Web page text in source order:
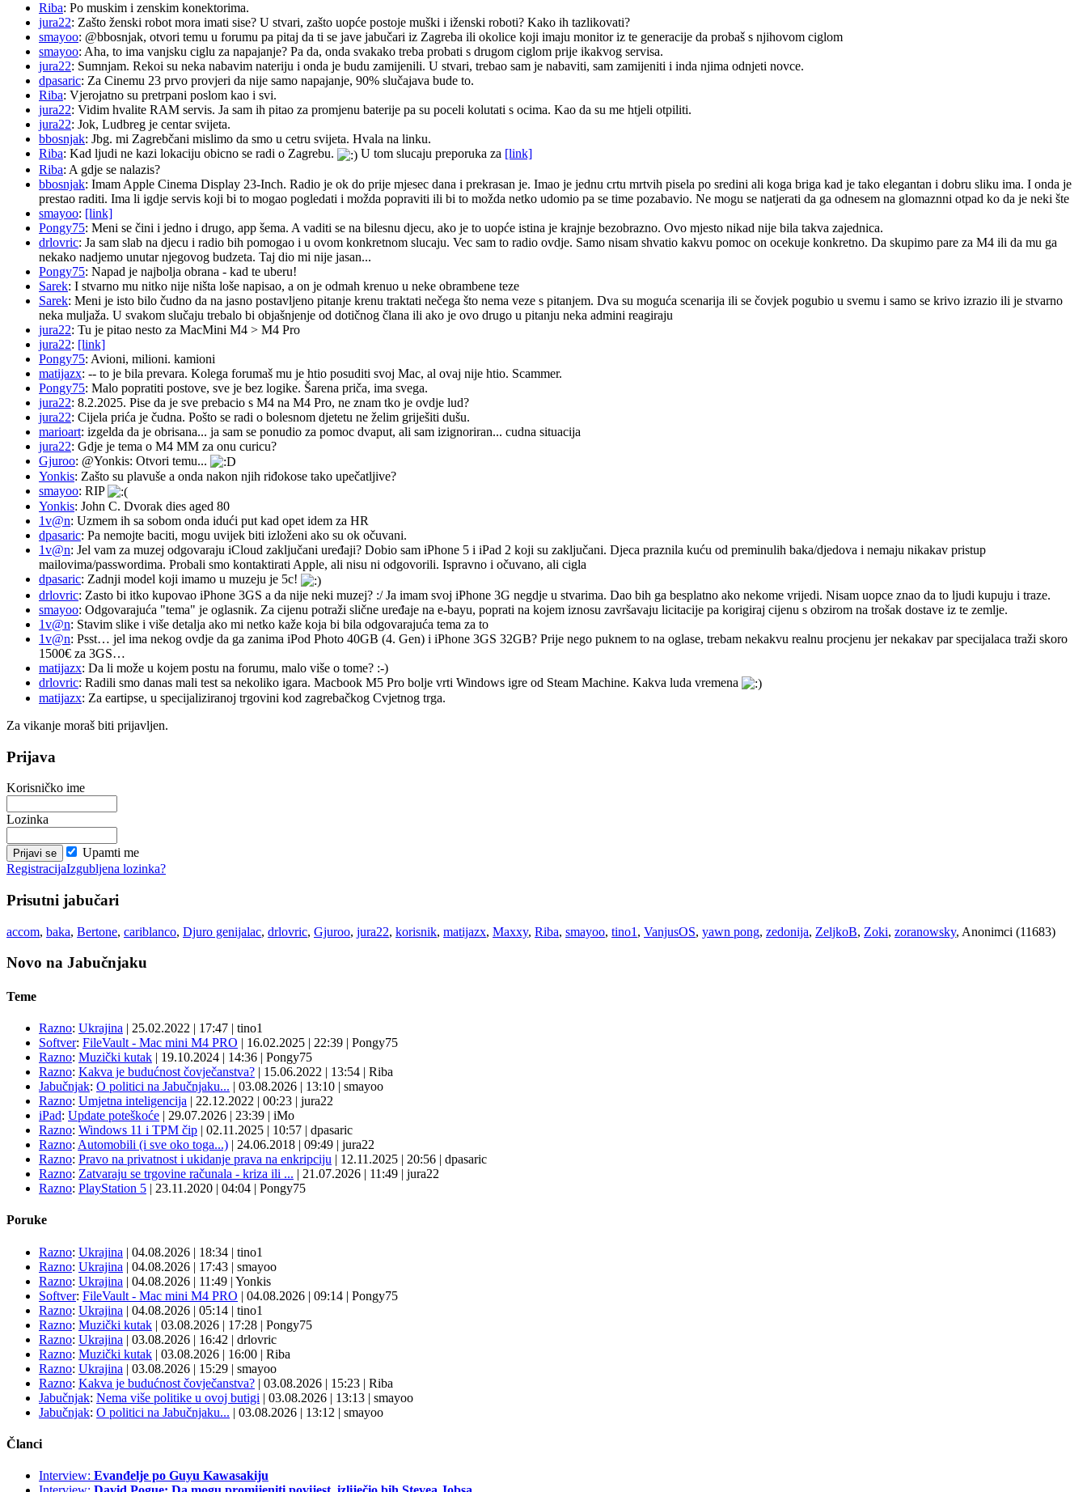
Riba: Po muskim i zenskim konektorima.
jura22: Zašto ženski robot mora imati sise? U stvari, zašto uopće postoje muški i iženski roboti? Kako ih tazlikovati?
smayoo: @bbosnjak, otvori temu u forumu pa pitaj da ti se jave jabučari iz Zagreba ili okolice koji imaju monitor iz te generacije da probaš s njihovom ciglom
smayoo: Aha, to ima vanjsku ciglu za napajanje? Pa da, onda svakako treba probati s drugom ciglom prije ikakvog servisa.
jura22: Sumnjam. Rekoi su neka nabavim nateriju i onda je budu zamijenili. U stvari, trebao sam je nabaviti, sam zamijeniti i inda njima odnjeti novce.
dpasaric: Za Cinemu 23 prvo provjeri da nije samo napajanje, 90% slučajava bude to.
Riba: Vjerojatno su pretrpani poslom kao i svi.
jura22: Vidim hvalite RAM servis. Ja sam ih pitao za promjenu baterije pa su poceli kolutati s ocima. Kao da su me htjeli otpiliti.
jura22: Jok, Ludbreg je centar svijeta.
bbosnjak: Jbg. mi Zagrebčani mislimo da smo u cetru svijeta. Hvala na linku.
Riba: Kad ljudi ne kazi lokaciju obicno se radi o Zagrebu. U tom slucaju preporuka za [link]
Riba: A gdje se nalazis?
bbosnjak: Imam Apple Cinema Display 23-Inch. Radio je ok do prije mjesec dana i prekrasan je. Imao je jednu crtu mrtvih pisela po sredini ali koga briga kad je tako elegantan i dobru sliku ima. I onda je
prestao raditi. Ima li igdje servis koji bi to mogao pogledati i možda popraviti ili bi to možda netko udomio pa se time pozabavio. Ne mogu se natjerati da ga odnesem na glomaznni otpad ko da je neki šte
smayoo: [link]
Pongy75: Meni se čini i jedno i drugo, app šema. A vaditi se na bilesnu djecu, ako je to uopće istina je krajnje bezobrazno. Ovo mjesto nikad nije bila takva zajednica.
drlovric: Ja sam slab na djecu i radio bih pomogao i u ovom konkretnom slucaju. Vec sam to radio ovdje. Samo nisam shvatio kakvu pomoc on ocekuje konkretno. Da skupimo pare za M4 ili da mu ga
nekako nadjemo unutar njegovog budzeta. Taj dio mi nije jasan...
Pongy75: Napad je najbolja obrana - kad te uberu!
Sarek: I stvarno mu nitko nije ništa loše napisao, a on je odmah krenuo u neke obrambene teze
Sarek: Meni je isto bilo čudno da na jasno postavljeno pitanje krenu traktati nečega što nema veze s pitanjem. Dva su moguća scenarija ili se čovjek pogubio u svemu i samo se krivo izrazio ili je stvarno
neka muljaža. U svakom slučaju trebalo bi objašnjenje od dotičnog člana ili ako je ovo drugo u pitanju neka admini reagiraju
jura22: Tu je pitao nesto za MacMini M4 > M4 Pro
jura22: [link]
Pongy75: Avioni, milioni. kamioni
matijazx: -- to je bila prevara. Kolega forumaš mu je htio posuditi svoj Mac, al ovaj nije htio. Scammer.
Pongy75: Malo popratiti postove, sve je bez logike. Šarena priča, ima svega.
jura22: 8.2.2025. Pise da je sve prebacio s M4 na M4 Pro, ne znam tko je ovdje lud?
jura22: Cijela prića je čudna. Pošto se radi o bolesnom djetetu ne želim griješiti dušu.
marioart: izgelda da je obrisana... ja sam se ponudio za pomoc dvaput, ali sam izignoriran... cudna situacija
jura22: Gdje je tema o M4 MM za onu curicu?
Gjuroo: @Yonkis: Otvori temu...
Yonkis: Zašto su plavuše a onda nakon njih riđokose tako upečatljive?
smayoo: RIP
Yonkis: John C. Dvorak dies aged 80
1v@n: Uzmem ih sa sobom onda idući put kad opet idem za HR
dpasaric: Pa nemojte baciti, mogu uvijek biti izloženi ako su ok očuvani.
1v@n: Jel vam za muzej odgovaraju iCloud zaključani uređaji? Dobio sam iPhone 5 i iPad 2 koji su zaključani. Djeca praznila kuću od preminulih baka/djedova i nemaju nikakav pristup
mailovima/passwordima. Probali smo kontaktirati Apple, ali nisu ni odgovorili. Ispravno i očuvano, ali cigla
dpasaric: Zadnji model koji imamo u muzeju je 5c!
drlovric: Zasto bi itko kupovao iPhone 3GS a da nije neki muzej? :/ Ja imam svoj iPhone 3G negdje u stvarima. Dao bih ga besplatno ako nekome vrijedi. Nisam uopce znao da to ljudi kupuju i traze.
smayoo: Odgovarajuća "tema" je oglasnik. Za cijenu potraži slične uređaje na e-bayu, poprati na kojem iznosu završavaju licitacije pa korigiraj cijenu s obzirom na trošak dostave iz te zemlje.
1v@n: Stavim slike i više detalja ako mi netko kaže koja bi bila odgovarajuća tema za to
1v@n: Psst… jel ima nekog ovdje da ga zanima iPod Photo 40GB (4. Gen) i iPhone 3GS 32GB? Prije nego puknem to na oglase, trebam nekakvu realnu procjenu jer nekakav par specijalaca traži skoro
1500€ za 3GS…
matijazx: Da li može u kojem postu na forumu, malo više o tome? :-)
drlovric: Radili smo danas mali test sa nekoliko igara. Macbook M5 Pro bolje vrti Windows igre od Steam Machine. Kakva luda vremena
matijazx: Za eartipse, u specijaliziranoj trgovini kod zagrebačkog Cvjetnog trga.
Za vikanje moraš biti prijavljen.
Prijava
Korisničko ime
Lozinka
Upamti me
RegistracijaIzgubljena lozinka?
Prisutni jabučari
accom, baka, Bertone, cariblanco, Djuro genijalac, drlovric, Gjuroo, jura22, korisnik, matijazx, Maxxy, Riba, smayoo, tino1 , VanjusOS, yawn pong, zedonija, ZeljkoB, Zoki, zoranowsky, Anonimci (11683)
Novo na Jabučnjaku
Teme
Razno: Ukrajina | 25.02.2022 | 17:47 | tino1
Softver: FileVault - Mac mini M4 PRO | 16.02.2025 | 22:39 | Pongy75
Razno: Muzički kutak | 19.10.2024 | 14:36 | Pongy75
Razno: Kakva je budućnost čovječanstva? | 15.06.2022 | 13:54 | Riba
Jabučnjak: O politici na Jabučnjaku... | 03.08.2026 | 13:10 | smayoo
Razno: Umjetna inteligencija | 22.12.2022 | 00:23 | jura22
iPad: Update poteškoće | 29.07.2026 | 23:39 | iMo
Razno: Windows 11 i TPM čip | 02.11.2025 | 10:57 | dpasaric
Razno: Automobili (i sve oko toga...) | 24.06.2018 | 09:49 | jura22
Razno: Pravo na privatnost i ukidanje prava na enkripciju | 12.11.2025 | 20:56 | dpasaric
Razno: Zatvaraju se trgovine računala - kriza ili ... | 21.07.2026 | 11:49 | jura22
Razno: PlayStation 5 | 23.11.2020 | 04:04 | Pongy75
Poruke
Razno: Ukrajina | 04.08.2026 | 18:34 | tino1
Razno: Ukrajina | 04.08.2026 | 17:43 | smayoo
Razno: Ukrajina | 04.08.2026 | 11:49 | Yonkis
Softver: FileVault - Mac mini M4 PRO | 04.08.2026 | 09:14 | Pongy75
Razno: Ukrajina | 04.08.2026 | 05:14 | tino1
Razno: Muzički kutak | 03.08.2026 | 17:28 | Pongy75
Razno: Ukrajina | 03.08.2026 | 16:42 | drlovric
Razno: Muzički kutak | 03.08.2026 | 16:00 | Riba
Razno: Ukrajina | 03.08.2026 | 15:29 | smayoo
Razno: Kakva je budućnost čovječanstva? | 03.08.2026 | 15:23 | Riba
Jabučnjak: Nema više politike u ovoj butigi | 03.08.2026 | 13:13 | smayoo
Jabučnjak: O politici na Jabučnjaku... | 03.08.2026 | 13:12 | smayoo
Članci
Interview: Evanđelje po Guyu Kawasakiju